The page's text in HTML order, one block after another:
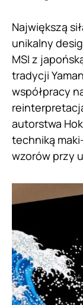
Największą
unikalny
MSI z
tradycji
współpracy
autorstwa
techniką
wzorów przy